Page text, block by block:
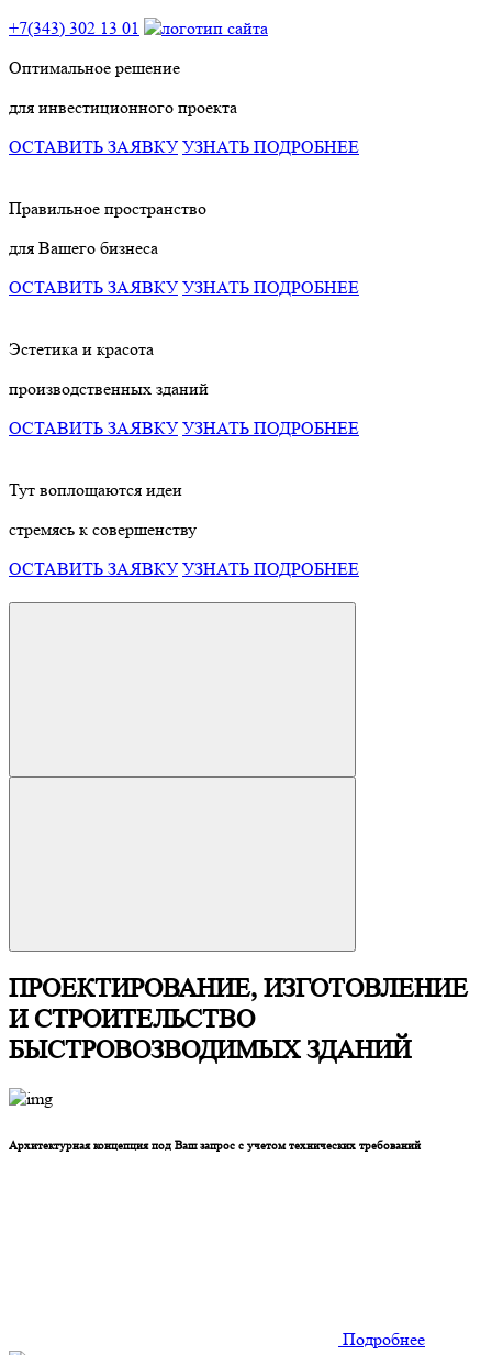
+7(343) 302 13 01
Оптимальное решение
для инвестиционного проекта
ОСТАВИТЬ ЗАЯВКУ УЗНАТЬ ПОДРОБНЕЕ
Правильное пространство
для Вашего бизнеса
ОСТАВИТЬ ЗАЯВКУ УЗНАТЬ ПОДРОБНЕЕ
Эстетика и красота
производственных зданий
ОСТАВИТЬ ЗАЯВКУ УЗНАТЬ ПОДРОБНЕЕ
Тут воплощаются идеи
стремясь к совершенству
ОСТАВИТЬ ЗАЯВКУ УЗНАТЬ ПОДРОБНЕЕ
ПРОЕКТИРОВАНИЕ, ИЗГОТОВЛЕНИЕ
И СТРОИТЕЛЬСТВО
БЫСТРОВОЗВОДИМЫХ ЗДАНИЙ
Архитектурная концепция под Ваш запрос с учетом технических требований
Подробнее